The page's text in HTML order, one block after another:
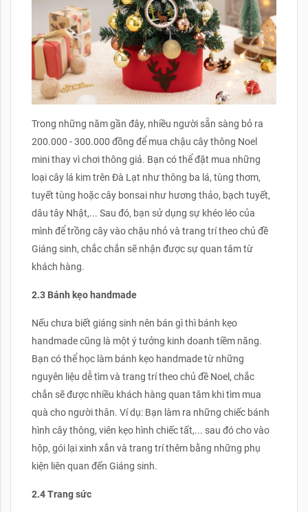
Trong những năm gần đây, nhiều người sẵn sàng bỏ ra
200.000 - 300.000 đồng để mua chậu cây thông Noel
mini thay vì chơi thông giả. Bạn có thể đặt mua những
loại cây lá kim trên Đà Lạt như thông ba lá, tùng thơm,
tuyết tùng hoặc cây bonsai như hương thảo, bạch tuyết,
dâu tây Nhật,... Sau đó, bạn sử dụng sự khéo léo của
mình để trồng cây vào chậu nhỏ và trang trí theo chủ đề
Giáng sinh, chắc chắn sẽ nhận được sự quan tâm từ
khách hàng.
2.3 Bánh kẹo handmade
Nếu chưa biết giáng sinh nên bán gì thì bánh kẹo
handmade cũng là một ý tưởng kinh doanh tiềm năng.
Bạn có thể học làm bánh kẹo handmade từ những
nguyên liệu dễ tìm và trang trí theo chủ đề Noel, chắc
chắn sẽ được nhiều khách hàng quan tâm khi tìm mua
quà cho người thân. Ví dụ: Bạn làm ra những chiếc bánh
hình cây thông, viên kẹo hình chiếc tất,... sau đó cho vào
hộp, gói lại xinh xắn và trang trí thêm bằng những phụ
kiện liên quan đến Giáng sinh.
2.4 Trang sức